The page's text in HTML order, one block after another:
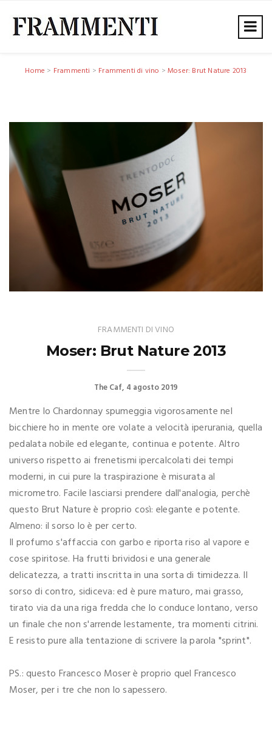
Home > Frammenti > Frammenti di vino >Moser: Brut Nature 2013
FRAMMENTI DI VINO
Moser: Brut Nature 2013
The Caf 4 agosto 2019
Mentre lo Chardonnay spumeggia vigorosamente nel
bicchiere ho in mente ore volate a velocità iperurania, quella
pedalata nobile ed elegante, continua e potente. Altro
universo rispetto ai frenetismi ipercalcolati dei tempi
moderni, in cui pure la traspirazione è misurata al
micrometro. Facile lasciarsi prendere dall'analogia, perchè
questo Brut Nature è proprio così: elegante e potente.
Almeno: il sorso lo è per certo.
Il profumo s'affaccia con garbo e riporta riso al vapore e
cose spiritose. Ha frutti brividosi e una generale
delicatezza, a tratti inscritta in una sorta di timidezza. Il
sorso di contro, sidiceva: ed è pure maturo, mai grasso,
tirato via da una riga fredda che lo conduce lontano, verso
un finale che non s'arrende lestamente, tra momenti citrini.
E resisto pure alla tentazione di scrivere la parola "sprint".
PS.: questo Francesco Moser è proprio quel Francesco
Moser, per i tre che non lo sapessero.